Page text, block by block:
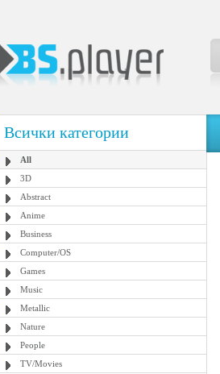
Всички категории
All
3D
Abstract
Anime
Business
Computer/OS
Games
Music
Metallic
Nature
People
TV/Movies